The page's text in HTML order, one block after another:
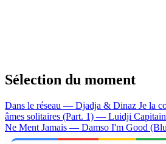
Sélection du moment
Dans le réseau — Djadja & Dinaz Je la
âmes solitaires (Part. 1) — Luidji
Ne Ment Jamais — Damso I'm Good